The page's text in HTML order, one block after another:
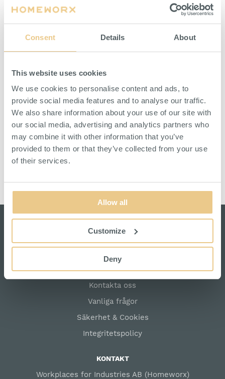
Consent Details About
This website uses cookies
We use cookies to personalise content and ads, to
provide social media features and to analyse our traffic.
We also share information about your use of our site with
our social media, advertising and analytics partners who
may combine it with other information that you’ve
provided to them or that they’ve collected from your use
of their services.
Allow all
Customize
Deny
Låsringstångsats 4-pack
ARTIKELNUMMER H03-002-002-07
BESKRIVNING SPECIFIKATION
Sats med fyra stycken låsringstänger, 75 mm långa.
Två av tängerna har raka käftar och de resterande två
har böjda käftar, 45 grader.
Om Homeworx
Kontakta oss
Vanliga frågor
Säkerhet & Cookies
Integritetspolicy
KONTAKT
Workplaces for Industries AB (Homeworx)